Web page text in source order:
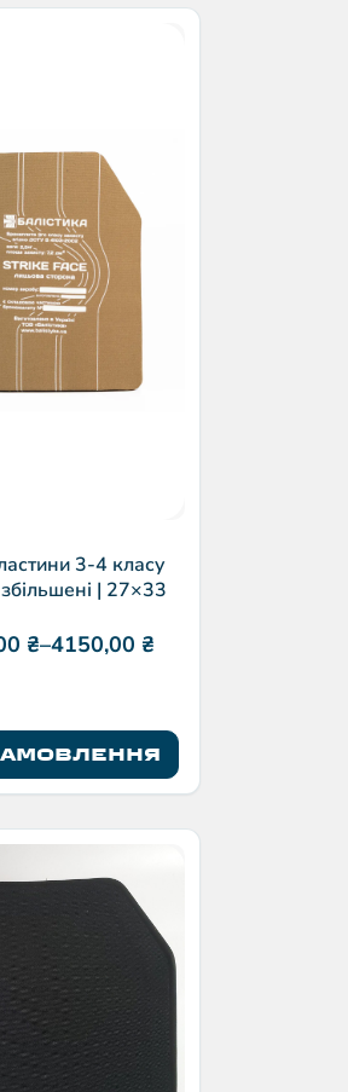
3-4 класу
| 27×33
₴–4150,00 ₴